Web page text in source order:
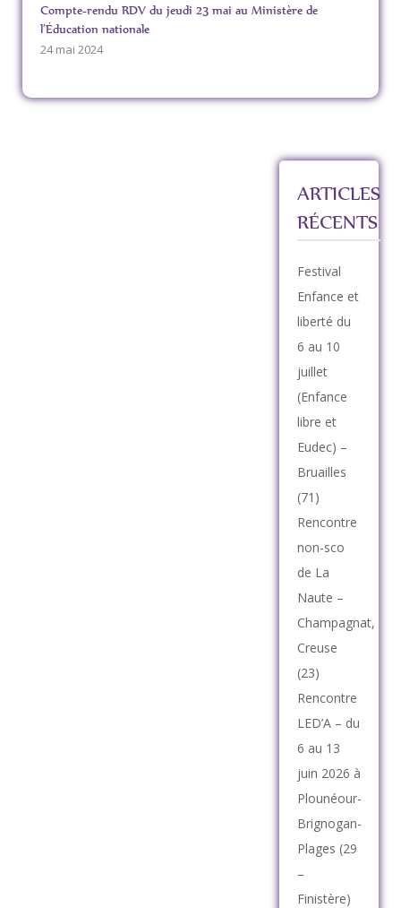
Compte-rendu RDV du jeudi 23 mai au Ministère de
l’Éducation nationale
24 mai 2024
ARTICLES
RÉCENTS
Festival
Enfance et
liberté du
6 au 10
juillet
(Enfance
libre et
Eudec) –
Bruailles
(71)
Rencontre
non-sco
de La
Naute –
Champagnat,
Creuse
(23)
Rencontre
LED’A – du
6 au 13
juin 2026 à
Plounéour-
Brignogan-
Plages (29
–
Finistère)